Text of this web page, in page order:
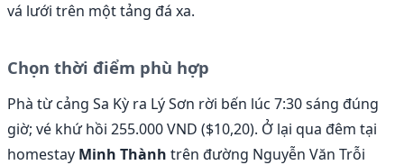
vá lưới trên một tảng đá xa.
Chọn thời điểm phù hợp
Phà từ cảng Sa Kỳ ra Lý Sơn rời bến lúc 7:30 sáng đúng
giờ; vé khứ hồi 255.000 VND ($10,20). Ở lại qua đêm tại
homestay Minh Thành trên đường Nguyễn Văn Trỗi